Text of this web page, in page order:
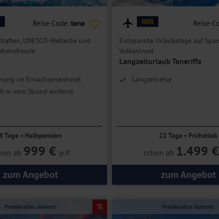
Reise-Code: tene
UNESCO-Welterbe und
im Erwachsenenhotel
m vom Strand entfernt
Tage • Halbpension
ab 999 € p.P.
zum Angebot
© Route Active Hotel
RRR Reise-
Entspannte Urlaubstage auf
Vulkaninsel
Langzeiturlaub Teneriffa
Langzeitreise
22 Tage • Frühstück
schon ab 1.499
zum Angebot
Preisknaller sichern! Preisknaller sichern!